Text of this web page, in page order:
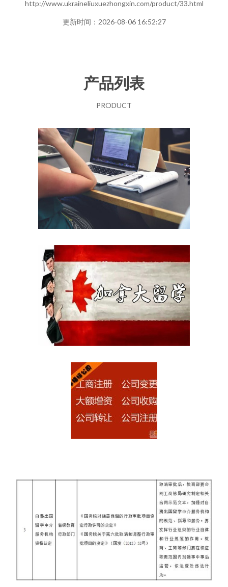
http://www.ukraineliuxuezhongxin.com/product/33.html
更新时间：2026-08-06 16:52:27
产品列表
PRODUCT